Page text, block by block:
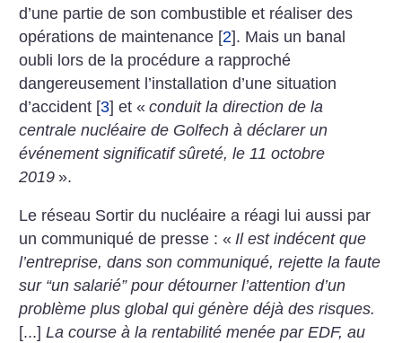
d’une partie de son combustible et réaliser des
opérations de maintenance [2]. Mais un banal
oubli lors de la procédure a rapproché
dangereusement l’installation d’une situation
d’accident [3] et « conduit la direction de la
centrale nucléaire de Golfech à déclarer un
événement significatif sûreté, le 11 octobre
2019 ».
Le réseau Sortir du nucléaire a réagi lui aussi par
un communiqué de presse : « Il est indécent que
l’entreprise, dans son communiqué, rejette la faute
sur “un salarié” pour détourner l’attention d’un
problème plus global qui génère déjà des risques.
[...]La course à la rentabilité menée par EDF, au